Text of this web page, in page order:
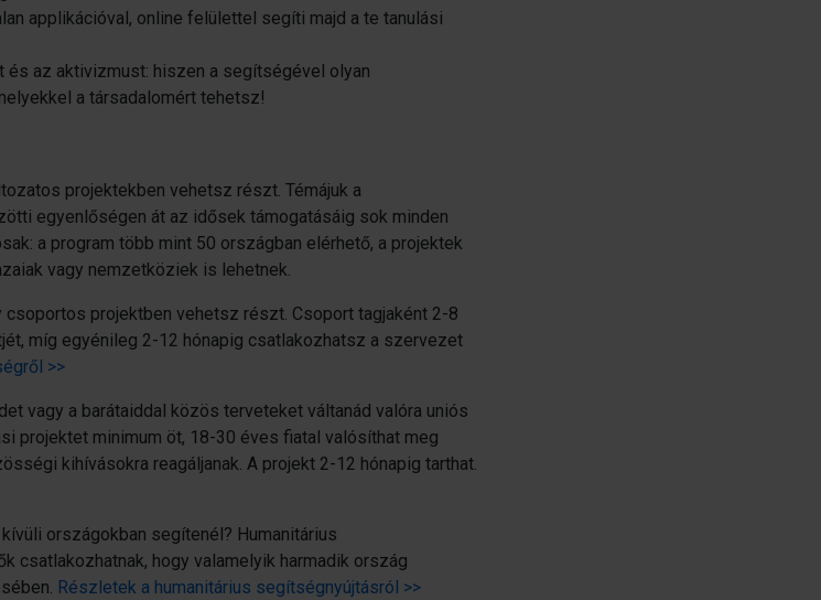
applikációval, online felülettel segíti majd a te tanulási
és az aktivizmust: hiszen a segítségével olyan
a társadalomért tehetsz!
projektekben vehetsz részt. Témájuk a
egyenlőségen át az idősek támogatásáig sok minden
a program több mint 50 országban elérhető, a projektek
vagy nemzetköziek is lehetnek.
csoportos projektben vehetsz részt. Csoport tagjaként 2-8
míg egyénileg 2-12 hónapig csatlakozhatsz a szervezet
>>
vagy a barátaiddal közös terveteket váltanád valóra uniós
projektet minimum öt, 18-30 éves fiatal valósíthat meg
kihívásokra reagáljanak. A projekt 2-12 hónapig tarthat.
kívüli országokban segítenél? Humanitárius
csatlakozhatnak, hogy valamelyik harmadik ország
Részletek a humanitárius segítségnyújtásról >>